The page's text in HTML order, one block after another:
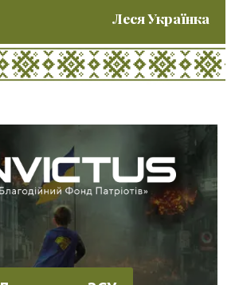
Леся Українка